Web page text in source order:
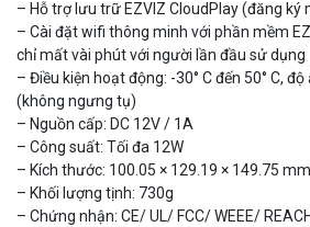
– Hỗ trợ lưu trữ EZVIZ CloudPlay (đăng ký
– Cài đặt wifi thông minh với phần mềm
chỉ mất vài phút với người lần đầu sử dụng
– Điều kiện hoạt động: -30° C đến 50° C,
(không ngưng tụ)
– Nguồn cấp: DC 12V / 1A
– Công suất: Tối đa 12W
– Kích thước: 100.05 × 129.19 × 149.75 mm
– Khối lượng tịnh: 730g
– Chứng nhận: CE/ UL/ FCC/ WEEE/